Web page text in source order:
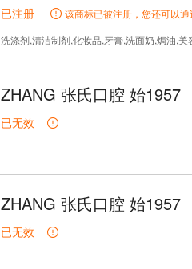
已注册 该商标已被注册，您还可以
洗涤剂,清洁制剂,化妆品,牙膏,洗面奶,焗油,
ZHANG 张氏口腔 始1957
已无效
ZHANG 张氏口腔 始1957
已无效